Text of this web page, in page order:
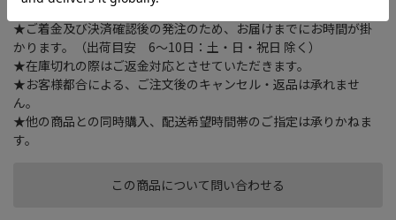
この商品について問い合わせる
★ご注文確認後に在庫状況をお調べいたします。
★ご着金及び決済確認後の発注のため、お届けまでにお時間が掛
かります。（出荷目安 6～10日：土・日・祝日 除く）
★在庫切れの際はご返金対応とさせていただきます。
★お客様都合による、ご注文後のキャンセル・返品は承れませ
ん。
★他の商品との同時購入、配送希望時間帯のご指定は承りかねま
す。